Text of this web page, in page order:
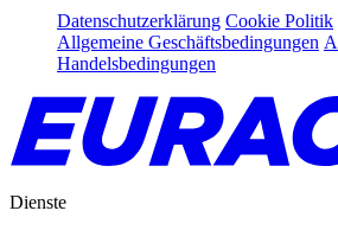
Datenschutzerklärung Cookie Politik
Allgemeine Geschäftsbedingungen
Handelsbedingungen
Dienste